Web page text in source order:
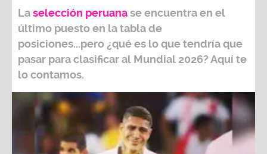
Laselección peruanase encuentra en el
último puesto en la tabla de
posiciones...pero ¿qué es lo que tendría que
pasar para clasificar al Mundial 2026?Aquí te
lo contamos.